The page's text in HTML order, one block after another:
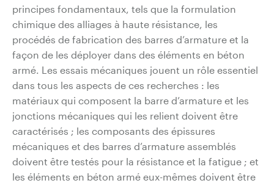
principes fondamentaux, tels que la formulation
chimique des alliages à haute résistance, les
procédés de fabrication des barres d’armature et la
façon de les déployer dans des éléments en béton
armé. Les essais mécaniques jouent un rôle essentiel
dans tous les aspects de ces recherches : les
matériaux qui composent la barre d’armature et les
jonctions mécaniques qui les relient doivent être
caractérisés ; les composants des épissures
mécaniques et des barres d’armature assemblés
doivent être testés pour la résistance et la fatigue ; et
les éléments en béton armé eux-mêmes doivent être